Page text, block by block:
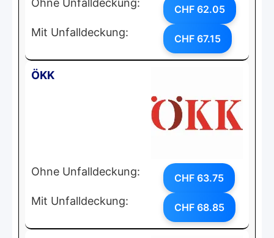
CHF 62.05
Mit Unfalldeckung: CHF 67.15
ÖKK
Ohne Unfalldeckung: CHF 63.75
Mit Unfalldeckung: CHF 68.85